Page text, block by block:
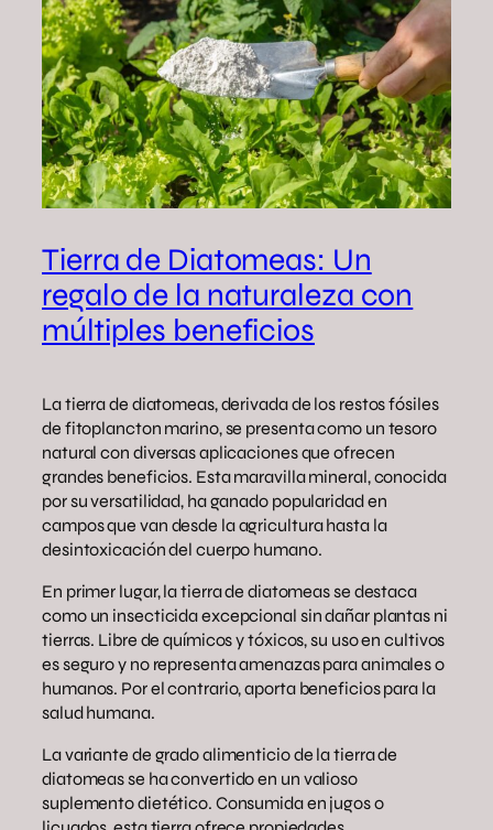
Tierra de Diatomeas: Un
regalo de la naturaleza con
múltiples beneficios
La tierra de diatomeas, derivada de los restos fósiles
de fitoplancton marino, se presenta como un tesoro
natural con diversas aplicaciones que ofrecen
grandes beneficios. Esta maravilla mineral, conocida
por su versatilidad, ha ganado popularidad en
campos que van desde la agricultura hasta la
desintoxicación del cuerpo humano.
En primer lugar, la tierra de diatomeas se destaca
como un insecticida excepcional sin dañar plantas ni
tierras. Libre de químicos y tóxicos, su uso en cultivos
es seguro y no representa amenazas para animales o
humanos. Por el contrario, aporta beneficios para la
salud humana.
La variante de grado alimenticio de la tierra de
diatomeas se ha convertido en un valioso
suplemento dietético. Consumida en jugos o